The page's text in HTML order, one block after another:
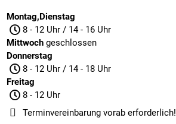
Montag,Dienstag
8 - 12 Uhr / 14 - 16 Uhr
Mittwochgeschlossen
Donnerstag
8 - 12 Uhr / 14 - 18 Uhr
Freitag
8 - 12 Uhr
Terminvereinbarungvorab erforderlich!